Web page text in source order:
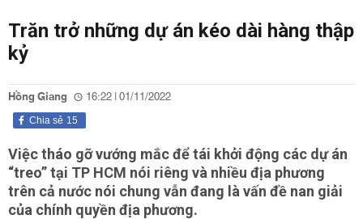
Trăn trở những dự án kéo dài hàng thập
kỷ
Hồng Giang 16:22 | 01/11/2022
15
Chia sẻ
Việc tháo gỡ vướng mắc để tái khởi động các dự án
“treo” tại TP HCM nói riêng và nhiều địa phương
trên cả nước nói chung vẫn đang là vấn đề nan giải
của chính quyền địa phương.